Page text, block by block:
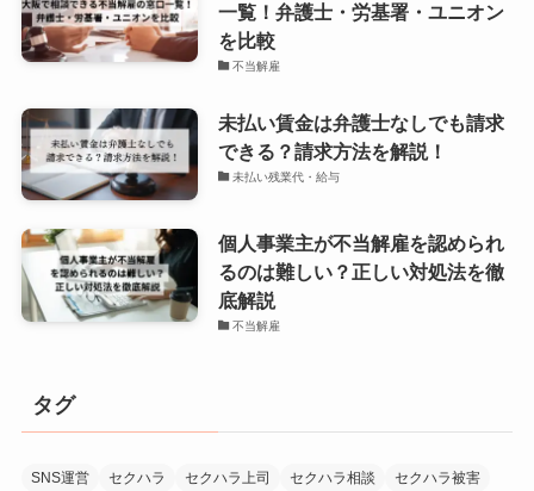
一覧！弁護士・労基署・ユニオン
を比較
不当解雇
未払い賃金は弁護士なしでも請求
できる？請求方法を解説！
未払い残業代・給与
個人事業主が不当解雇を認められ
るのは難しい？正しい対処法を徹
底解説
不当解雇
タグ
SNS運営 セクハラ セクハラ上司 セクハラ相談
セクハラ被害